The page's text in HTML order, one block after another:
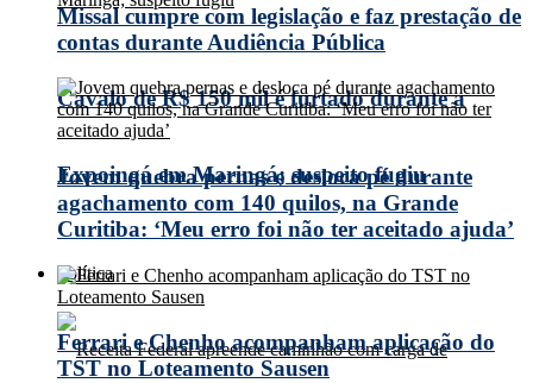
Cavalo de R$ 150 mil é furtado durante a
Expoingá em Maringá; suspeito fugiu
Política
Missal cumpre com legislação e faz prestação de
contas durante Audiência Pública
Jovem quebra pernas e desloca pé durante
agachamento com 140 quilos, na Grande
Curitiba: ‘Meu erro foi não ter aceitado ajuda’
Ferrari e Chenho acompanham aplicação do
TST no Loteamento Sausen